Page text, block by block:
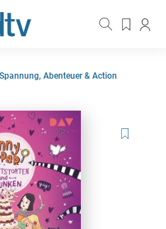
Spannung, Abenteuer & Action